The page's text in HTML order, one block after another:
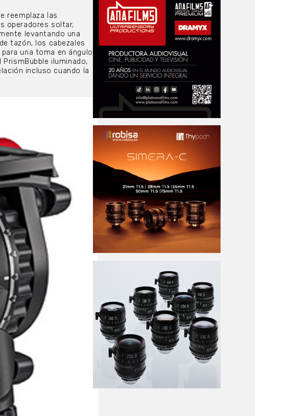
reemplaza las
operadores soltar,
levantando una
tazón, los cabezales
una toma en ángulo
iluminado,
incluso cuando la